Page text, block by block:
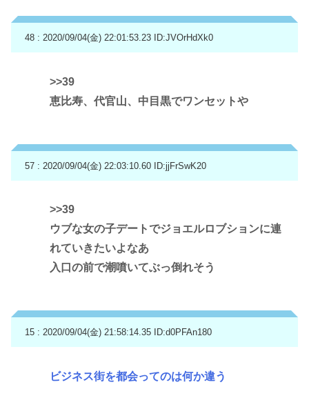
48 : 2020/09/04(金) 22:01:53.23 ID:JVOrHdXk0
>>39
恵比寿、代官山、中目黒でワンセットや
57 : 2020/09/04(金) 22:03:10.60 ID:jjFrSwK20
>>39
ウブな女の子デートでジョエルロブションに連
れていきたいよなあ
入口の前で潮噴いてぶっ倒れそう
15 : 2020/09/04(金) 21:58:14.35 ID:d0PFAn180
ビジネス街を都会ってのは何か違う